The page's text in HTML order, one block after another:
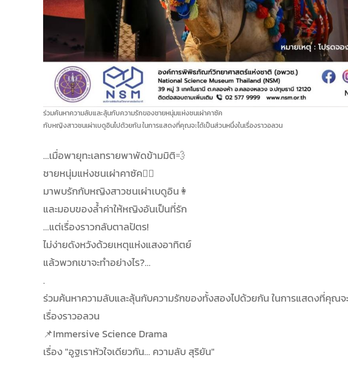
ร่วมค้นหาความลับและลุ้นกับความรักของชายหนุ่มแห่งชนเผ่าคาซัค
กับหญิงสาวชนเผ่าเบดูอินไปด้วยกัน ในการแสดงที่คุณจะได้เป็นส่วนหนึ่งในเรื่องราวอลวน
...เมื่อพายุทะเลทรายพาพัดข้ามมิติ💨
ชายหนุ่มแห่งชนเผ่าคาซัค👳‍♂️
มาพบรักกับหญิงสาวชนเผ่าเบดูอิน👩
และมอบของล้ำค่าให้หญิงอันเป็นที่รัก
...แต่เรื่องราวกลับตาลปัตร!
ไม่ง่ายดังหวังด้วยเหตุแห่งแสงอาทิตย์
แล้วพวกเขาจะทำอย่างไร?...
.
ร่วมค้นหาความลับและลุ้นกับความรักของทั้งสองไปด้วยกัน ในการแสดงที่คุณจ
เรื่องราวอลวน
📌Immersive Science Drama
เรื่อง "อูฐเราหัวใจเดียวกัน... ความลับ สุริยัน"